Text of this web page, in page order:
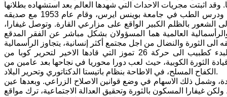
وقد ولد ارنستو تشي غيفارا في الارجنتين في الرابع عشر من حزيران عام 1928، ودرس الطب في جامعة بوينس ايرس، وقام عام 1953 مع صديقه
الشعور بالظلم الكبير الواقع على مزارعي القارة. وتوصل غيفارا،
العالمية هما المسؤولان بشكل مباشر عن الفقر المدقع
وقد تعرف غيفارا الى الزعيم الكوبي فيدل كاسترو في المكسيك، وانضم في البدء كطبيب الى حركة 26 تموز التي قادها الاخير لتحرير كوبا من
الثورة الكوبية، حيث لعب دورا محوريا في نجاحها بعد عامين من
الكفاح المسلح، في الاطاحة بنظام باتيستا الدكتاتوري وتحرير البلاد.
وشمل ذلك الاسهام في وضع قوانين الاصلاح الزراعي. وبعدها عين
غيفارا المسكون بالثورة وتحقيق العدالة الاجتماعية، ترك مواقع